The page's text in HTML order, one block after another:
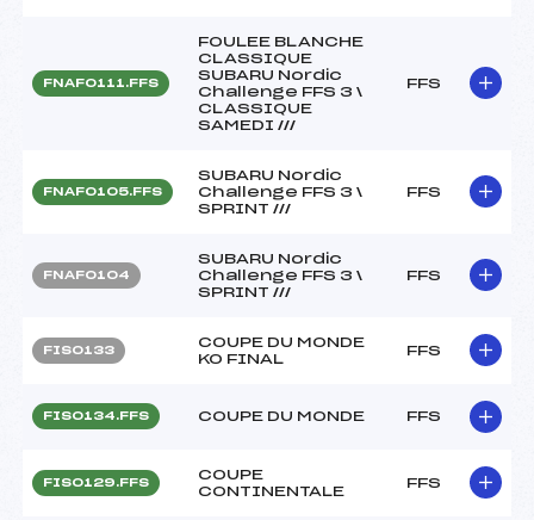
FNAF0111.FFS
FOULEE BLANCHE
CLASSIQUE
SUBARU Nordic
Challenge FFS 3 \
CLASSIQUE
SAMEDI ///
FFS
FNAF0105.FFS
SUBARU Nordic
Challenge FFS 3 \
SPRINT ///
FFS
FNAF0104
SUBARU Nordic
Challenge FFS 3 \
SPRINT ///
FFS
FIS0133
COUPE DU MONDE
KO FINAL
FFS
FIS0134.FFS COUPE DU MONDE FFS
FIS0129.FFS
COUPE
CONTINENTALE
FFS